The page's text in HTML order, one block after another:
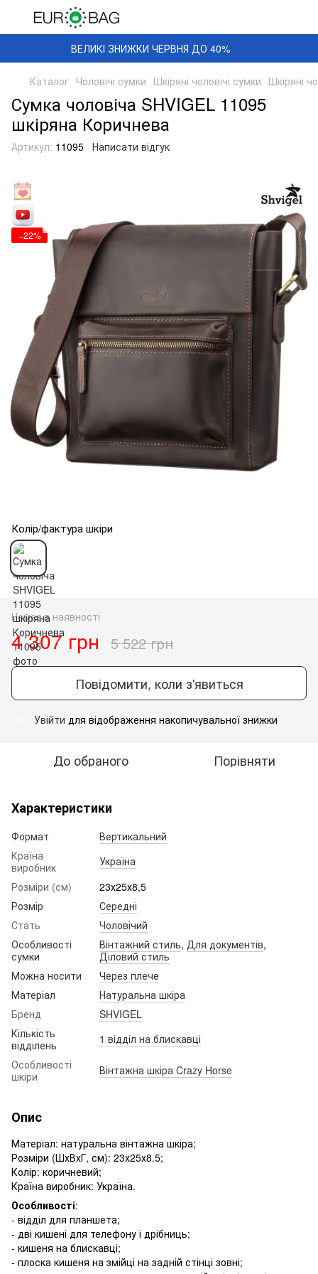
ВЕЛИКІ ЗНИЖКИ ЧЕРВНЯ ДО 40%
Каталог Чоловічі сумки Шкіряні чоловічі сумки Шкіряні
Сумка чоловіча SHVIGEL 11095
шкіряна Коричнева
Артикул: 11095 Написати відгук
−22%
Колір/фактура шкіри
Немає в наявності
4 307 грн 5 522 грн
Повідомити, коли з'явиться
Увійти для відображення накопичувальної знижки
До обраного Порівняти
Характеристики
Формат
Вертикальний
Країна
виробник
Україна
Розміри (см)
23х25х8,5
Розмір
Середні
Стать
Чоловічий
Особливості
сумки
Вінтажний стиль, Для документів,
Діловий стиль
Можна носити
Через плече
Матеріал
Натуральна шкіра
Бренд
SHVIGEL
Кількість
відділень
1 відділ на блискавці
Особливості
шкіри
Вінтажна шкіра Crazy Horse
Опис
Матеріал: натуральна вінтажна шкіра;
Розміри (ШхВхГ, см): 23х25х8.5;
Колір: коричневий;
Країна виробник: Україна.
Особливості:
- відділ для планшета;
- дві кишені для телефону і дрібниць;
- кишеня на блискавці;
- плоска кишеня на змійці на задній стінці зовні;